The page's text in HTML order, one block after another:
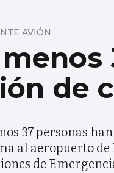
de
AVIÓN
37 personas
al aeropuerto
de